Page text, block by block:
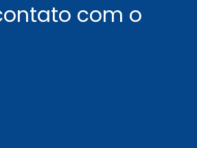
com o